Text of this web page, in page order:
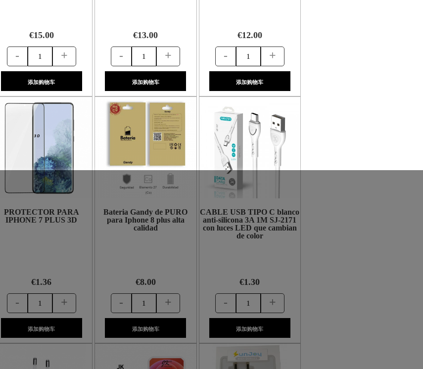
€15.00
- +
添加购物车
€13.00
- +
添加购物车
€12.00
- +
添加购物车
PROTECTOR PARA
IPHONE 7 PLUS 3D
€1.36
- +
添加购物车
Bateria Gandy de PURO
para Iphone 8 plus alta
calidad
€8.00
- +
添加购物车
CABLE USB TIPO C blanco
anti-silicona 3A 1M SJ-2171
con luces LED que cambian
de color
€1.30
- +
添加购物车